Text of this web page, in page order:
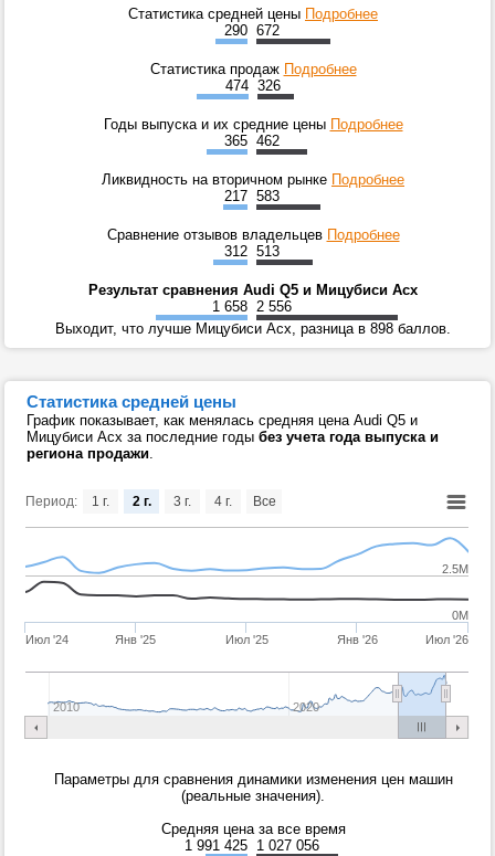
Статистика средней цены Подробнее
290 672
Статистика продаж Подробнее
474 326
Годы выпуска и их средние цены Подробнее
365 462
Ликвидность на вторичном рынке Подробнее
217 583
Сравнение отзывов владельцев Подробнее
312 513
Результат сравнения Audi Q5 и Мицубиси Асх
1 658 2 556
Выходит, что лучше Мицубиси Асх, разница в 898 баллов.
Статистика средней цены
График показывает, как менялась средняя цена Audi Q5 и
Мицубиси Асх за последние годы без учета года выпуска и
региона продажи.
Период:
Июл '24 Янв '25 Июл '25 Янв '26 Июл '26
2010 2020
0M
2.5M
1 г. 2 г. 3 г. 4 г. Все
Параметры для сравнения динамики изменения цен машин
(реальные значения).
Средняя цена за все время
1 991 425 1 027 056